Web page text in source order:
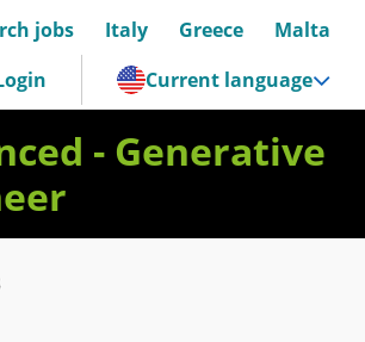
jobs Italy Greece
Malta
Current language
- Generative